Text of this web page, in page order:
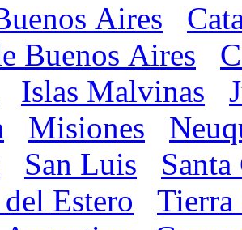
Aires
Buenos Aires
Islas Malvinas
Misiones
San Luis
Estero
Tierra